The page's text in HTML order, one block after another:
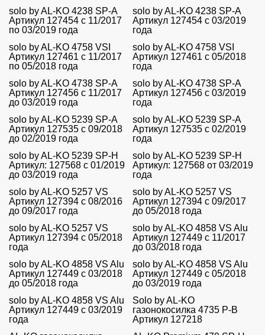
solo by AL-KO 4238 SP-A
Артикул 127454 c 11/2017
по 03/2019 года
solo by AL-KO 4238 SP-A
Артикул 127454 c 03/2019
года
solo by AL-KO 4758 VSI
Артикул 127461 с 11/2017
по 05/2018 года
solo by AL-KO 4758 VSI
Артикул 127461 с 05/2018
года
solo by AL-KO 4738 SP-A
Артикул 127456 с 11/2017
до 03/2019 года
solo by AL-KO 4738 SP-A
Артикул 127456 с 03/2019
года
solo by AL-KO 5239 SP-A
Артикул 127535 с 09/2018
до 02/2019 года
solo by AL-KO 5239 SP-A
Артикул 127535 с 02/2019
года
solo by AL-KO 5239 SP-H
Артикул: 127568 с 01/2019
до 03/2019 года
solo by AL-KO 5239 SP-H
Артикул: 127568 от 03/2019
года
solo by AL-KO 5257 VS
Артикул 127394 с 08/2016
до 09/2017 года
solo by AL-KO 5257 VS
Артикул 127394 с 09/2017
до 05/2018 года
solo by AL-KO 5257 VS
Артикул 127394 с 05/2018
года
solo by AL-KO 4858 VS Alu
Артикул 127449 с 11/2017
до 03/2018 года
solo by AL-KO 4858 VS Alu
Артикул 127449 с 03/2018
до 05/2018 года
solo by AL-KO 4858 VS Alu
Артикул 127449 с 05/2018
до 03/2019 года
solo by AL-KO 4858 VS Alu
Артикул 127449 с 03/2019
года
Solo by AL-KO
газонокосилка 4735 P-B
Артикул 127218